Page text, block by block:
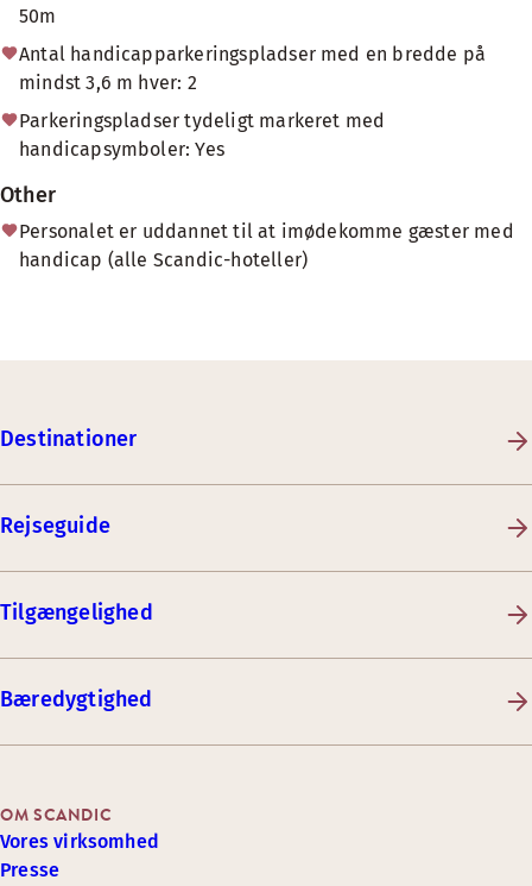
50m
Antal handicapparkeringspladser med en bredde på
mindst 3,6 m hver: 2
Parkeringspladser tydeligt markeret med
handicapsymboler: Yes
Other
Personalet er uddannet til at imødekomme gæster med
handicap (alle Scandic-hoteller)
Destinationer
Rejseguide
Tilgængelighed
Bæredygtighed
OM SCANDIC
Vores virksomhed
Presse